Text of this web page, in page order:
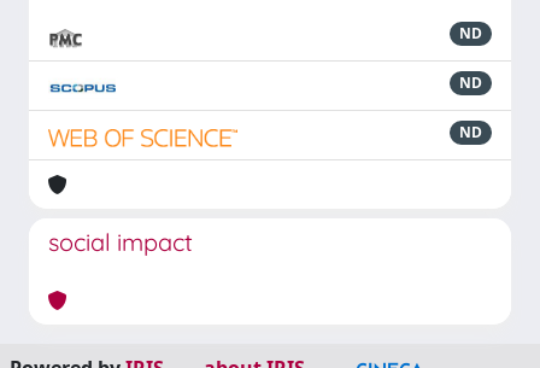
ND
ND
ND
social impact